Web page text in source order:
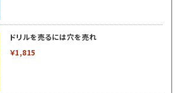
ドリルを売るには穴を売れ
￥1,815